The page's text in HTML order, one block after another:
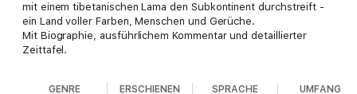
mit einem tibetanischen Lama den Subkontinent durchstreift -
ein Land voller Farben, Menschen und Gerüche.
Mit Biographie, ausführlichem Kommentar und detaillierter
Zeittafel.
GENRE ERSCHIENEN SPRACHE UMFANG